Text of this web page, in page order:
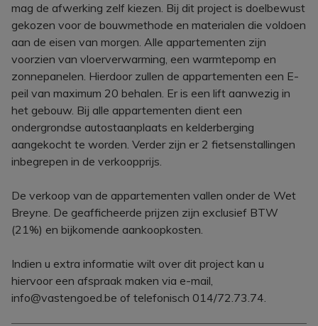
mag de afwerking zelf kiezen. Bij dit project is doelbewust
gekozen voor de bouwmethode en materialen die voldoen
aan de eisen van morgen. Alle appartementen zijn
voorzien van vloerverwarming, een warmtepomp en
zonnepanelen. Hierdoor zullen de appartementen een E-
peil van maximum 20 behalen. Er is een lift aanwezig in
het gebouw. Bij alle appartementen dient een
ondergrondse autostaanplaats en kelderberging
aangekocht te worden. Verder zijn er 2 fietsenstallingen
inbegrepen in de verkoopprijs.
De verkoop van de appartementen vallen onder de Wet
Breyne. De geafficheerde prijzen zijn exclusief BTW
(21%) en bijkomende aankoopkosten.
Indien u extra informatie wilt over dit project kan u
hiervoor een afspraak maken via e-mail,
info@vastengoed.be of telefonisch 014/72.73.74.